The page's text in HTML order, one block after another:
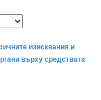
изисквания и
върху средствата